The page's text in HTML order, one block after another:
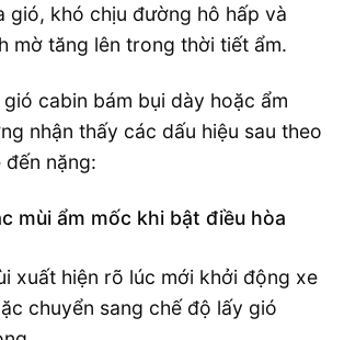
gió, khó chịu đường hô hấp và
mờ tăng lên trong thời tiết ẩm.
cabin bám bụi dày hoặc ẩm
nhận thấy các dấu hiệu sau theo
nặng:
mùi ẩm mốc khi bật điều hòa
xuất hiện rõ lúc mới khởi động xe
chuyển sang chế độ lấy gió